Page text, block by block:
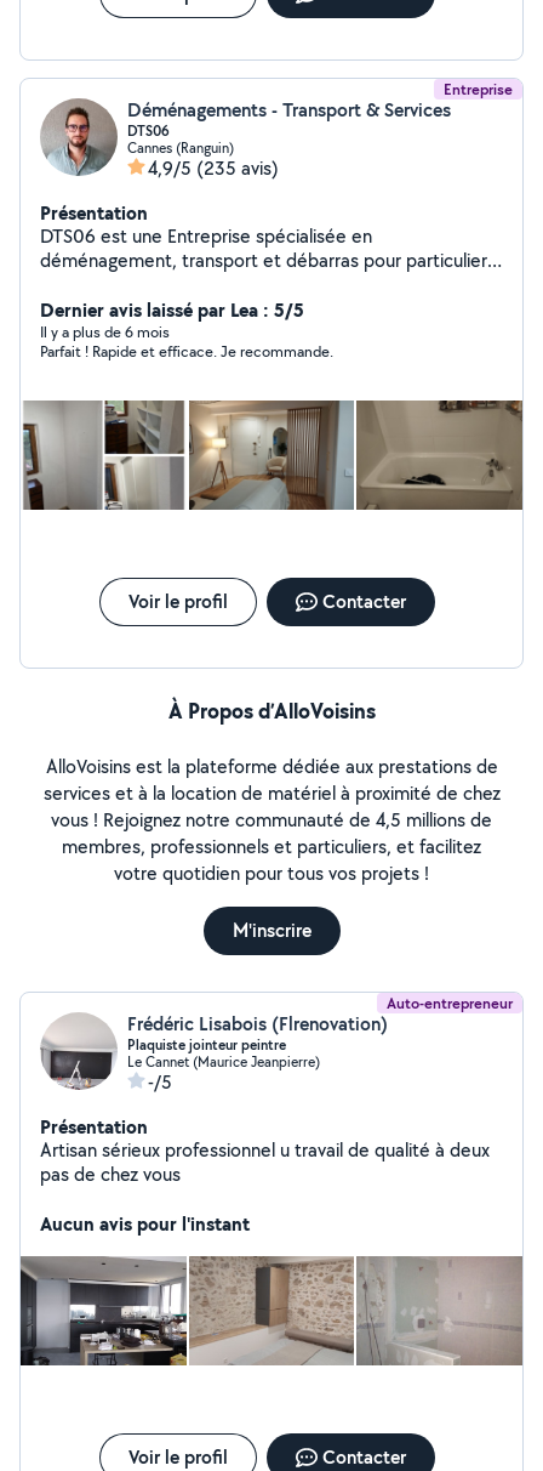
Entreprise
Déménagements - Transport & Services
DTS06
Cannes (Ranguin)
4,9/5 (235 avis)
Présentation
DTS06 est une Entreprise spécialisée en
déménagement, transport et débarras pour particuliers
équipe expérimentée. Devis gratuit et intervention sur
mesure. Zones desservies : bassin cannois, Alpes-
Maritimes région PACA et toute la France. Notre travail
le sourire. Mais aussi dans les règles de l'art et avec
toutes les autorisations nécessaires à savoir capacité
professionnelle de transport, licence de transport et
assurances. 06-62-02-17-71
Dernier avis laissé par Lea : 5/5
Il y a plus de 6 mois
Parfait ! Rapide et efficace. Je recommande.
Voir le profil Contacter
À Propos d’AlloVoisins
AlloVoisins est la plateforme dédiée aux prestations de
services et à la location de matériel à proximité de chez
vous ! Rejoignez notre communauté de 4,5 millions de
membres, professionnels et particuliers, et facilitez
votre quotidien pour tous vos projets !
M'inscrire
Auto-entrepreneur
Frédéric Lisabois (Flrenovation)
Plaquiste jointeur peintre
Le Cannet (Maurice Jeanpierre)
-/5
Présentation
Artisan sérieux professionnel u travail de qualité à deux
pas de chez vous
Aucun avis pour l'instant
Voir le profil Contacter